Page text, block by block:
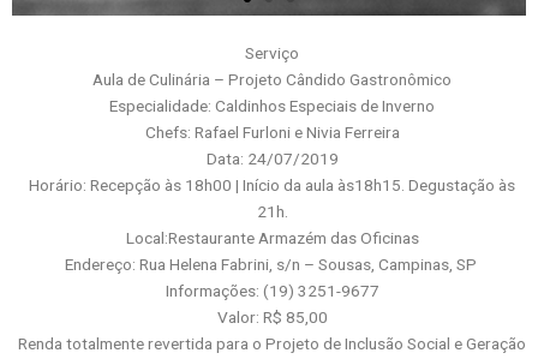
Serviço
Aula de Culinária – Projeto Cândido Gastronômico
Especialidade: Caldinhos Especiais de Inverno
Chefs: Rafael Furloni e Nivia Ferreira
Data: 24/07/2019
Horário: Recepção às 18h00 | Início da aula às18h15. Degustação às
21h.
Local:Restaurante Armazém das Oficinas
Endereço: Rua Helena Fabrini, s/n – Sousas, Campinas, SP
Informações: (19) 3251-9677
Valor: R$ 85,00
Renda totalmente revertida para o Projeto de Inclusão Social e Geração